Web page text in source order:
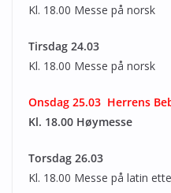
Kl. 18.00 Messe på norsk
Tirsdag 24.03
Kl. 18.00 Messe på norsk
Onsdag 25.03 Herrens
Kl. 18.00 Høymesse
Torsdag 26.03
Kl. 18.00 Messe på latin